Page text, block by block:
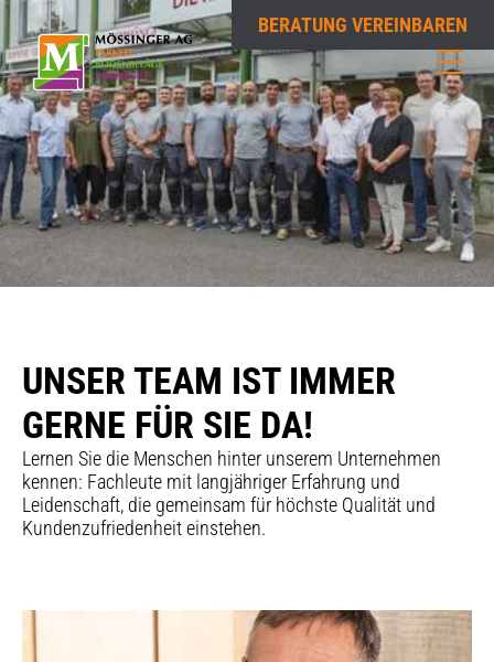
BERATUNG VEREINBAREN
UNSER TEAM IST IMMER
GERNE FÜR SIE DA!
Lernen Sie die Menschen hinter unserem Unternehmen
kennen: Fachleute mit langjähriger Erfahrung und
Leidenschaft, die gemeinsam für höchste Qualität und
Kundenzufriedenheit einstehen.